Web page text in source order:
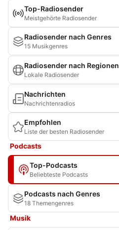
Top-Radiosender
Meistgehörte Radiosender
Radiosender nach Genres
15 Musikgenres
Radiosender nach Regionen
Lokale Radiosender
Nachrichten
Nachrichtenradios
Empfohlen
Liste der besten Radiosender
Podcasts
Top-Podcasts
Beliebteste Podcasts
Podcasts nach Genres
18 Themengenres
Musik